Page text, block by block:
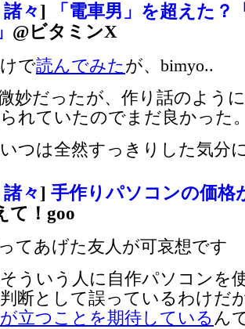
々]
「電車男」を超えた？
@ビタミンX
で読んでみた が、bimyo..
妙だったが、作り話のよう
れていたのでまだ良かった
つは全然すっきりした気分
々]手作りパソコンの価格
て！goo
てあげた友人が可哀想です
ういう人に自作パソコンを
断として誤っているわけだ
立つことを期待している ん